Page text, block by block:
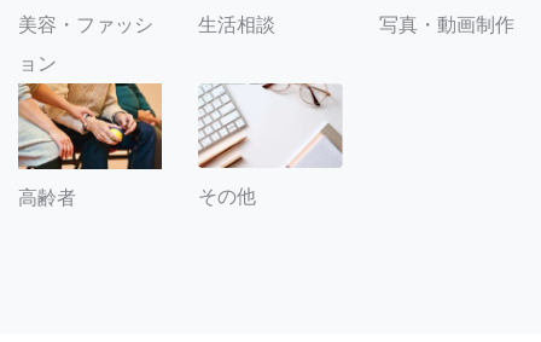
美容・ファッシ
ョン
生活相談 写真・動画制作
高齢者 その他